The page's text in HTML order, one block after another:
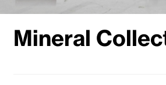
Mineral